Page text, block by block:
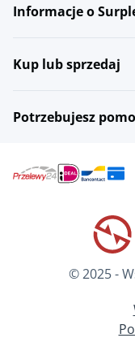
Sprzet do pomiaru
Informacje o
Kup lub sprzedaj
Potrzebujesz
© 2025 -